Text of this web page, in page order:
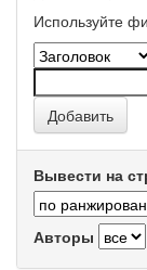
Используйте
Вывести на
Авторы